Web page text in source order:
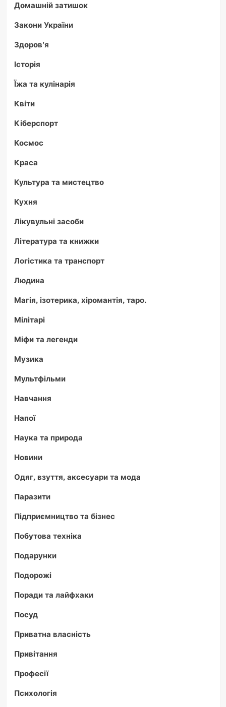
Домашній затишок
Закони України
Здоров'я
Історія
Їжа та кулінарія
Квіти
Кіберспорт
Космос
Краса
Культура та мистецтво
Кухня
Лікувульні засоби
Література та книжки
Логістика та транспорт
Людина
Магія, ізотерика, хіромантія, таро.
Мілітарі
Міфи та легенди
Музика
Мультфільми
Навчання
Напої
Наука та природа
Новини
Одяг, взуття, аксесуари та мода
Паразити
Підприємництво та бізнес
Побутова техніка
Подарунки
Подорожі
Поради та лайфхаки
Посуд
Приватна власність
Привітання
Професії
Психологія